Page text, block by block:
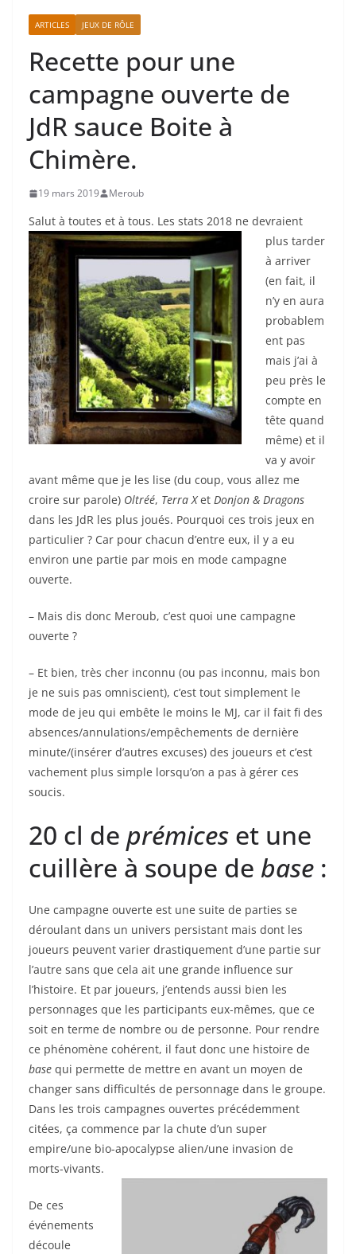
ARTICLES JEUX DE RÔLE
Recette pour une
campagne ouverte de
JdR sauce Boite à
Chimère.
19 mars 2019 Meroub
Salut à toutes et à tous. Les stats 2018 ne devraient
plus tarder
à arriver
(en fait, il
n’y en aura
probablem
ent pas
mais j’ai à
peu près le
compte en
tête quand
même) et il
va y avoir
avant même que je les lise (du coup, vous allez me
croire sur parole) Oltréé, Terra Xet Donjon & Dragons
dans les JdR les plus joués. Pourquoi ces trois jeux en
particulier ? Car pour chacun d’entre eux, il y a eu
environ une partie par mois en mode campagne
ouverte.
– Mais dis donc Meroub, c’est quoi une campagne
ouverte ?
– Et bien, très cher inconnu (ou pas inconnu, mais bon
je ne suis pas omniscient), c’est tout simplement le
mode de jeu qui embête le moins le MJ, car il fait fi des
absences/annulations/empêchements de dernière
minute/(insérer d’autres excuses) des joueurs et c’est
vachement plus simple lorsqu’on a pas à gérer ces
soucis.
20 cl de prémices et une
cuillère à soupe de base :
Une campagne ouverte est une suite de parties se
déroulant dans un univers persistant mais dont les
joueurs peuvent varier drastiquement d’une partie sur
l’autre sans que cela ait une grande influence sur
l’histoire. Et par joueurs, j’entends aussi bien les
personnages que les participants eux-mêmes, que ce
soit en terme de nombre ou de personne. Pour rendre
ce phénomène cohérent, il faut donc une histoire de
base qui permette de mettre en avant un moyen de
changer sans difficultés de personnage dans le groupe.
Dans les trois campagnes ouvertes précédemment
citées, ça commence par la chute d’un super
empire/une bio-apocalypse alien/une invasion de
morts-vivants.
De ces
événements
découle